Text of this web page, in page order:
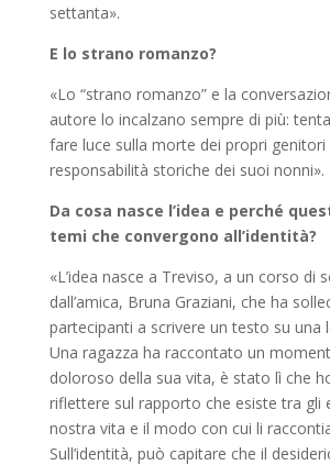
settanta».
E lo strano romanzo?
«Lo “strano romanzo” e la
autore lo incalzano sempre di più:
fare luce sulla morte dei propri genitori
responsabilità storiche dei suoi nonni».
Da cosa nasce l’idea e perché
temi che convergono all’identità?
«L’idea nasce a Treviso, a un corso di
dall’amica, Bruna Graziani, che ha
partecipanti a scrivere un testo su una
Una ragazza ha raccontato un
doloroso della sua vita, è stato lì che
riflettere sul rapporto che esiste tra gli
nostra vita e il modo con cui li
Sull’identità, può capitare che il